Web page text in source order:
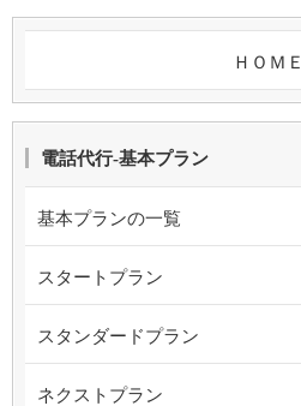
ＨＯＭＥ
電話代行-基本プラン
基本プランの一覧
スタートプラン
スタンダードプラン
ネクストプラン